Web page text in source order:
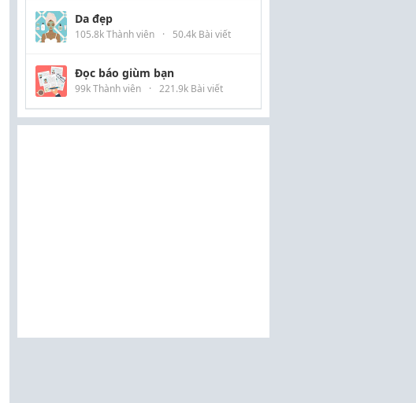
Da đẹp
105.8k Thành viên · 50.4k Bài viết
Đọc báo giùm bạn
99k Thành viên · 221.9k Bài viết